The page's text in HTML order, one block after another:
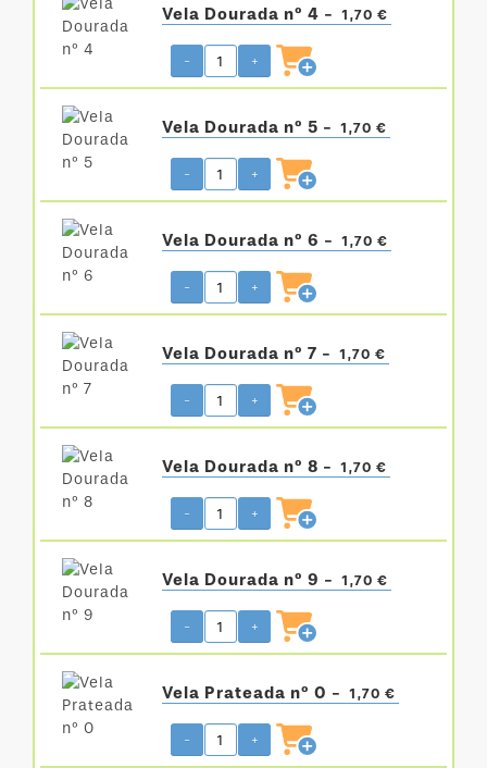
Vela Dourada nº 4 - 1,70 €
- +
Vela Dourada nº 5 - 1,70 €
- +
Vela Dourada nº 6 - 1,70 €
- +
Vela Dourada nº 7 - 1,70 €
- +
Vela Dourada nº 8 - 1,70 €
- +
Vela Dourada nº 9 - 1,70 €
- +
Vela Prateada nº 0 - 1,70 €
- +